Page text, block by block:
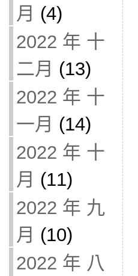
月 (4)
2022 年 十
二月 (13)
2022 年 十
一月 (14)
2022 年 十
月 (11)
2022 年 九
月 (10)
2022 年 八